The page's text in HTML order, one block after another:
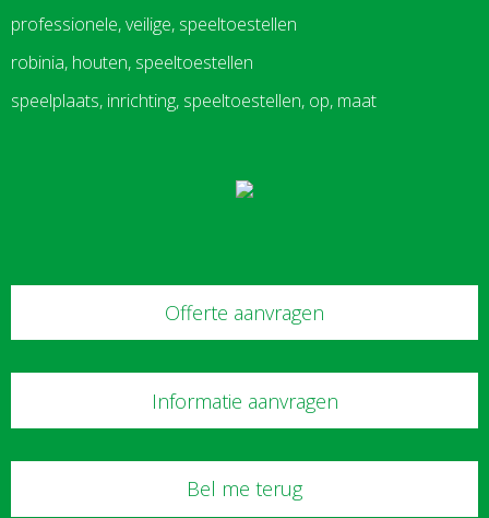
professionele, veilige, speeltoestellen
robinia, houten, speeltoestellen
speelplaats, inrichting, speeltoestellen, op, maat
Offerte aanvragen
Informatie aanvragen
Bel me terug